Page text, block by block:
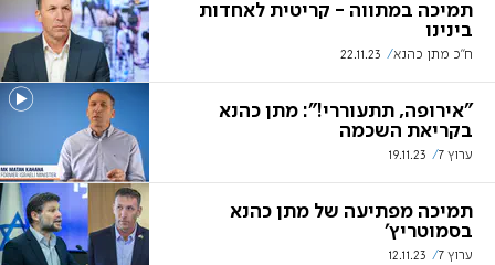
תמיכה במתווה - קריטית לאחדות
בינינו
ח"כ מתן כהנא 22.11.23
"אירופה, תתעוררי!": מתן כהנא
בקריאת השכמה
ערוץ 7 19.11.23
תמיכה מפתיעה של מתן כהנא
בסמוטריץ'
ערוץ 7 12.11.23